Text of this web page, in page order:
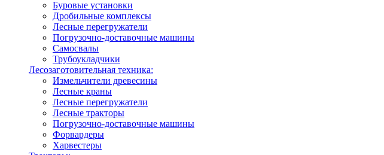
Буровые установки
Дробильные комплексы
Лесные перегружатели
Погрузочно-доставочные машины
Самосвалы
Трубоукладчики
Лесозаготовительная техника:
Измельчители древесины
Лесные краны
Лесные перегружатели
Лесные тракторы
Погрузочно-доставочные машины
Форвардеры
Харвестеры